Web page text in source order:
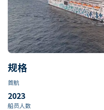
规格
首航
2023
船员人数